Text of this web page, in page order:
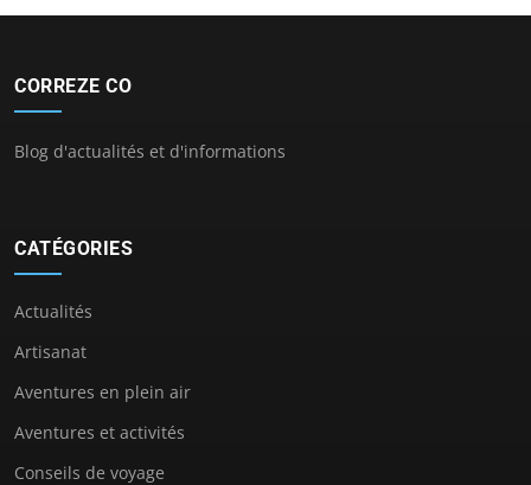
CORREZE CO
Blog d'actualités et d'informations
CATÉGORIES
Actualités
Artisanat
Aventures en plein air
Aventures et activités
Conseils de voyage